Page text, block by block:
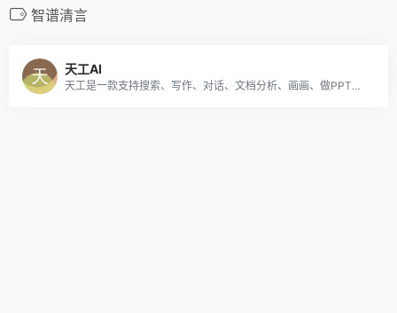
智谱清言
天工AI
天工是一款支持搜索、写作、对话、文档分析、画画、做PPT的全能型AI助手。你可以借助AI技术，检索信息、多语言翻译、写论文、写代码、写方案、写汇报、做PPT、归纳总结文档和音频视频，还可以智能编辑彩页和宝典，让AI生成高质量彩页内容，收获点赞关注。